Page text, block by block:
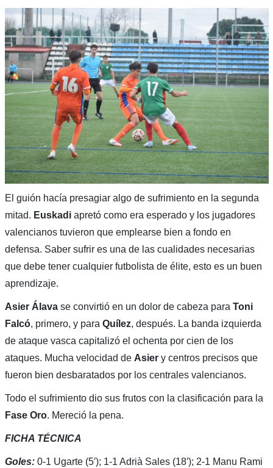
El guión hacía presagiar algo de sufrimiento en la segunda
mitad. Euskadiapretó como era esperado y los jugadores
valencianos tuvieron que emplearse bien a fondo en
defensa. Saber sufrir es una de las cualidades necesarias
que debe tener cualquier futbolista de élite, esto es un buen
aprendizaje.
Asier Álavase convirtió en un dolor de cabeza para Toni
Falcó, primero, y para Quílez, después. La banda izquierda
de ataque vasca capitalizó el ochenta por cien de los
ataques. Mucha velocidad de Asiery centros precisos que
fueron bien desbaratados por los centrales valencianos.
Todo el sufrimiento dio sus frutos con la clasificación para la
Fase Oro. Mereció la pena.
FICHA TÉCNICA
Goles:0-1 Ugarte (5′); 1-1 Adrià Sales (18′); 2-1 Manu Rami